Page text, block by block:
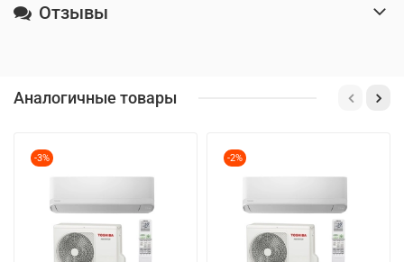
Отзывы
Аналогичные товары
-3% -2%